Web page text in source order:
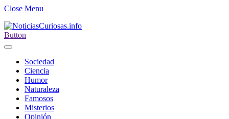
Close Menu
Button
Sociedad
Ciencia
Humor
Naturaleza
Famosos
Misterios
Opinión